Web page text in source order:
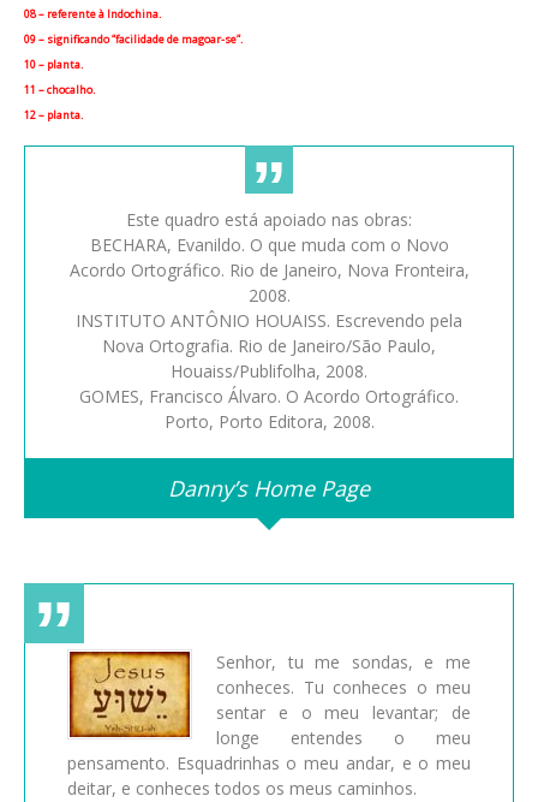
08 – referente à Indochina.
09 – significando “facilidade de magoar-se”.
10 – planta.
11 – chocalho.
12 – planta.
Este quadro está apoiado nas obras:
BECHARA, Evanildo. O que muda com o Novo
Acordo Ortográfico. Rio de Janeiro, Nova Fronteira,
2008.
INSTITUTO ANTÔNIO HOUAISS. Escrevendo pela
Nova Ortografia. Rio de Janeiro/São Paulo,
Houaiss/Publifolha, 2008.
GOMES, Francisco Álvaro. O Acordo Ortográfico.
Porto, Porto Editora, 2008.
Danny’s Home Page
Senhor, tu me sondas, e me
conheces. Tu conheces o meu
sentar e o meu levantar; de
longe entendes o meu
pensamento. Esquadrinhas o meu andar, e o meu
deitar, e conheces todos os meus caminhos.